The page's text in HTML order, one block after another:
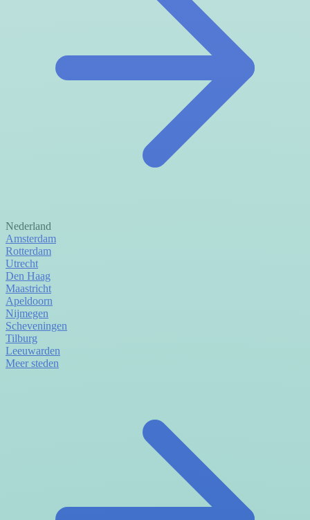
Nederland
Amsterdam
Rotterdam
Utrecht
Den Haag
Maastricht
Apeldoorn
Nijmegen
Scheveningen
Tilburg
Leeuwarden
Meer steden